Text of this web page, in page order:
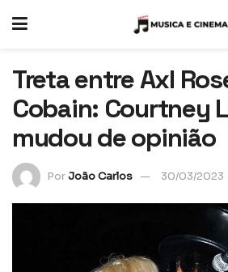
Treta entre Axl
Cobain: Courtney
mudou de opinião
PorJoão Carlos 30/03/2023